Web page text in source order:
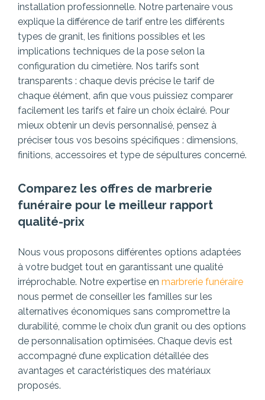
installation professionnelle. Notre partenaire vous
explique la différence de tarif entre les différents
types de granit, les finitions possibles et les
implications techniques de la pose selon la
configuration du cimetière. Nos tarifs sont
transparents : chaque devis précise le tarif de
chaque élément, afin que vous puissiez comparer
facilement les tarifs et faire un choix éclairé. Pour
mieux obtenir un devis personnalisé, pensez à
préciser tous vos besoins spécifiques : dimensions,
finitions, accessoires et type de sépultures concerné.
Comparez les offres de marbrerie
funéraire pour le meilleur rapport
qualité-prix
Nous vous proposons différentes options adaptées
à votre budget tout en garantissant une qualité
irréprochable. Notre expertise en marbrerie funéraire
nous permet de conseiller les familles sur les
alternatives économiques sans compromettre la
durabilité, comme le choix d’un granit ou des options
de personnalisation optimisées. Chaque devis est
accompagné d’une explication détaillée des
avantages et caractéristiques des matériaux
proposés.